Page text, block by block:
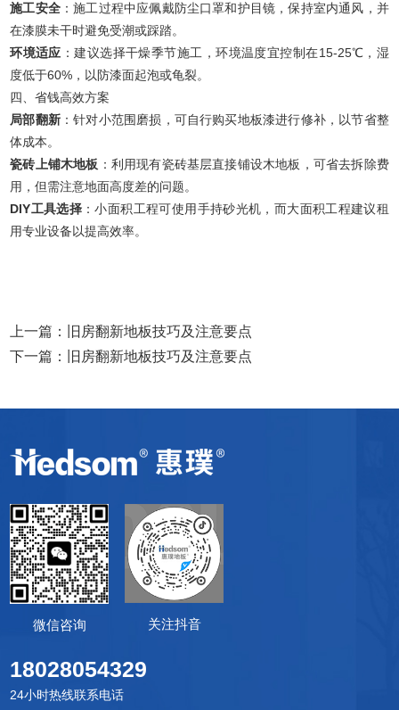
施工安全：施工过程中应佩戴防尘口罩和护目镜，保持室内通风，并
在漆膜未干时避免受潮或踩踏。
环境适应 ：建议选择干燥季节施工，环境温度宜控制在15-25℃，湿
度低于60%，以防漆面起泡或龟裂。
四、省钱高效方案
局部翻新：针对小范围磨损，可自行购买地板漆进行修补，以节省整
体成本。
瓷砖上铺木地板 ：利用现有瓷砖基层直接铺设木地板，可省去拆除费
用，但需注意地面高度差的问题。
DIY工具选择 ：小面积工程可使用手持砂光机，而大面积工程建议租
用专业设备以提高效率。
上一篇：
旧房翻新地板技巧及注意要点
下一篇：
旧房翻新地板技巧及注意要点
微信咨询 关注抖音
18028054329
24小时热线联系电话